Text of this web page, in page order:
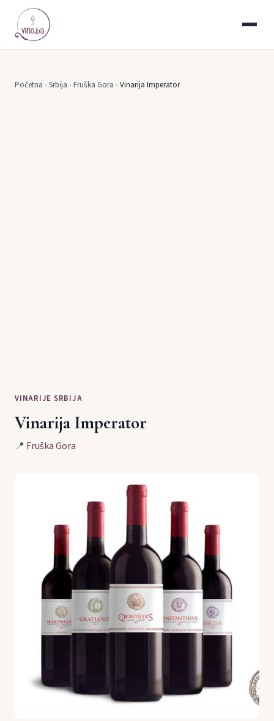
Početna › Srbija › Fruška Gora › Vinarija Imperator
VINARIJE SRBIJA
Vinarija Imperator
📍 Fruška Gora